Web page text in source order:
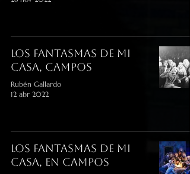
Los Fantasmas de mi
Casa, Campos
Rubén Gallardo
12 abr 2022
Los Fantasmas de mi
Casa, en Campos